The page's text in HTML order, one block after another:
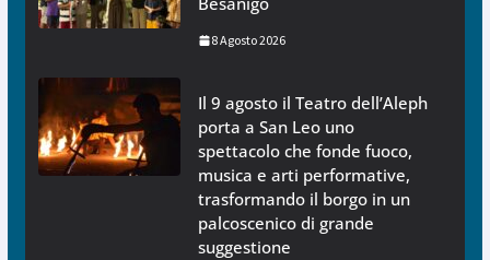
8 Agosto 2026
Il 9 agosto il Teatro dell’Aleph
porta a San Leo uno
spettacolo che fonde fuoco,
musica e arti performative,
trasformando il borgo in un
palcoscenico di grande
suggestione